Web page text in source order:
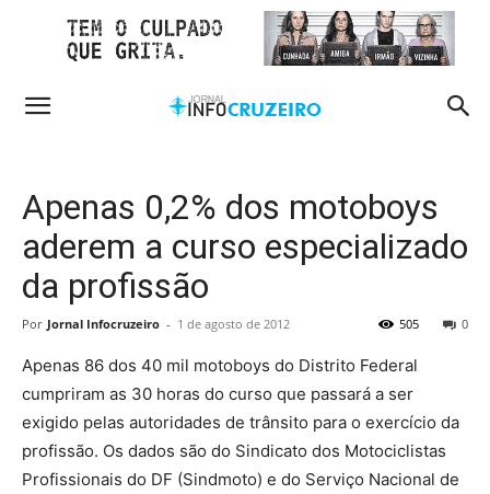
Apenas 0,2% dos motoboys
aderem a curso especializado
da profissão
Por Jornal Infocruzeiro - 1 de agosto de 2012 0
505
Apenas 86 dos 40 mil motoboys do Distrito Federal
cumpriram as 30 horas do curso que passará a ser
exigido pelas autoridades de trânsito para o exercício da
profissão. Os dados são do Sindicato dos Motociclistas
Profissionais do DF (Sindmoto) e do Serviço Nacional de